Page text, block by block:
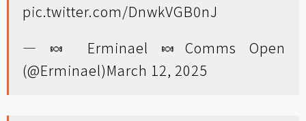
pic.twitter.com/DnwkVGB0nJ
— 🍬 Erminael 🍬Comms Open
(@Erminael)March 12, 2025